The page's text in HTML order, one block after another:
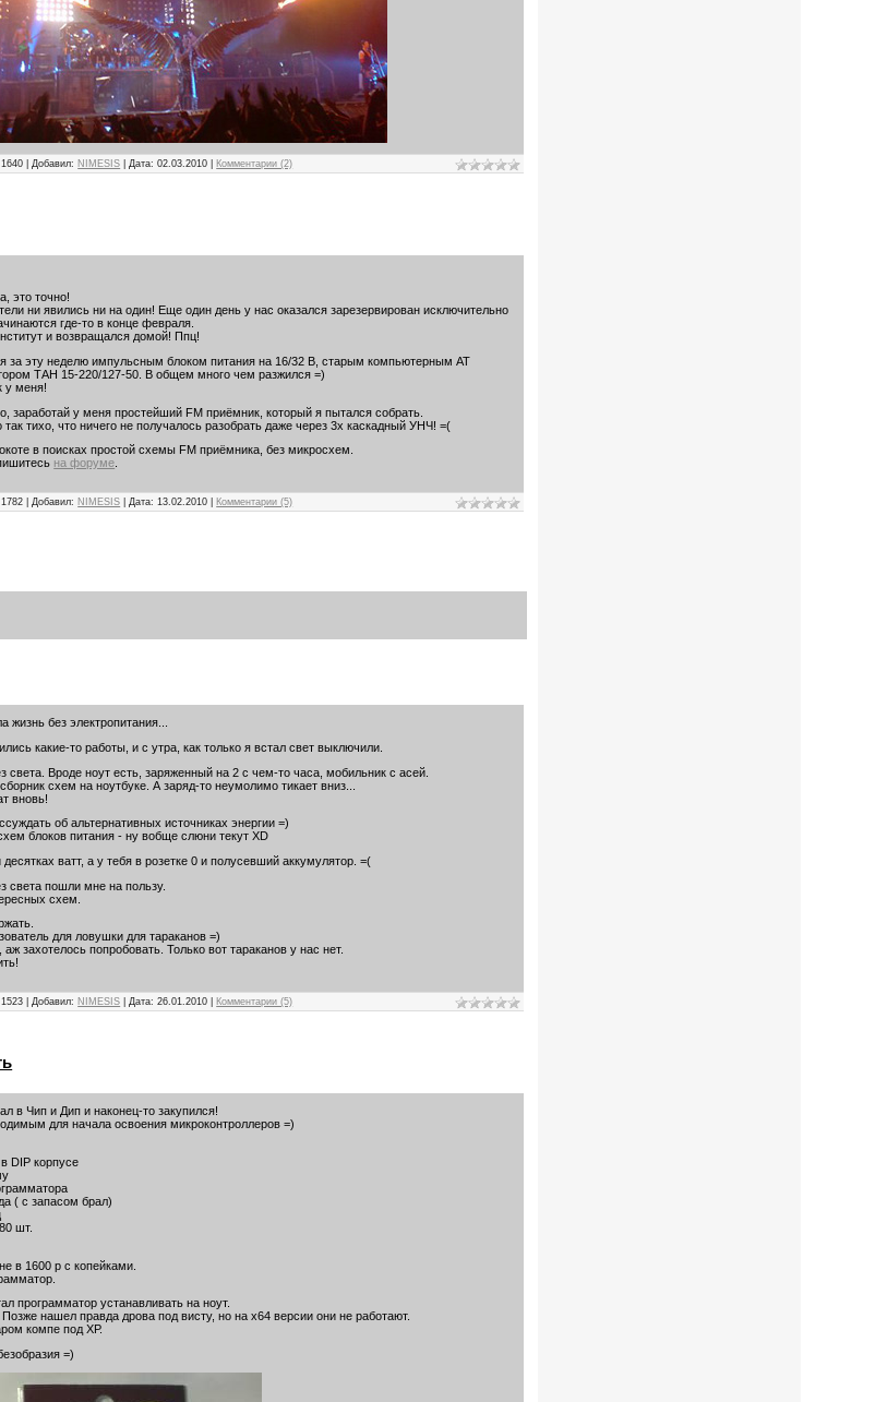
| Добавил: NIMESIS | Дата:02.03.2010 Комментарии (2)
это точно!
ни явились ни на один! Еще один день у нас оказался зарезервирован исключительно
где-то в конце февраля.
и возвращался домой! Ппц!
за эту неделю импульсным блоком питания на 16/32 В, старым компьютерным АТ
ТАН 15-220/127-50. В общем много чем разжился =)
у меня!
заработай у меня простейший FM приёмник, который я пытался собрать.
тихо, что ничего не получалось разобрать даже через 3х каскадный УНЧ! =(
в поисках простой схемы FM приёмника, без микросхем.
на форуме.
| Добавил: NIMESIS | Дата:13.02.2010 Комментарии (5)
без электропитания...
какие-то работы, и с утра, как только я встал свет выключили.
Вроде ноут есть, заряженный на 2 с чем-то часа, мобильник с асей.
схем на ноутбуке. А заряд-то неумолимо тикает вниз...
вновь!
об альтернативных источниках энергии =)
блоков питания - ну вобще слюни текут XD
ватт, а у тебя в розетке 0 и полусевший аккумулятор. =(
света пошли мне на пользу.
схем.
для ловушки для тараканов =)
захотелось попробовать. Только вот тараканов у нас нет.
| Добавил: NIMESIS | Дата:26.01.2010 Комментарии (5)
в Чип и Дип и наконец-то закупился!
для начала освоения микроконтроллеров =)
DIP корпусе
( с запасом брал)
шт.
в 1600 р с копейками.
программатор устанавливать на ноут.
нашел правда дрова под висту, но на х64 версии они не работают.
компе под ХР.
=)